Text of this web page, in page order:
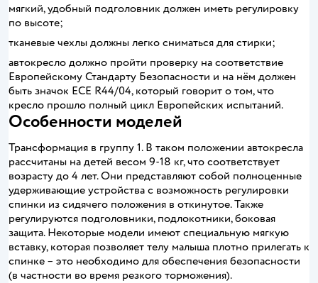
мягкий, удобный подголовник должен иметь регулировку
по высоте;
тканевые чехлы должны легко сниматься для стирки;
автокресло должно пройти проверку на соответствие
Европейскому Стандарту Безопасности и на нём должен
быть значок ECE R44/04, который говорит о том, что
кресло прошло полный цикл Европейских испытаний.
Особенности моделей
Трансформация в группу 1. В таком положении автокресла
рассчитаны на детей весом 9-18 кг, что соответствует
возрасту до 4 лет. Они представляют собой полноценные
удерживающие устройства с возможность регулировки
спинки из сидячего положения в откинутое. Также
регулируются подголовники, подлокотники, боковая
защита. Некоторые модели имеют специальную мягкую
вставку, которая позволяет телу малыша плотно прилегать к
спинке – это необходимо для обеспечения безопасности
(в частности во время резкого торможения).